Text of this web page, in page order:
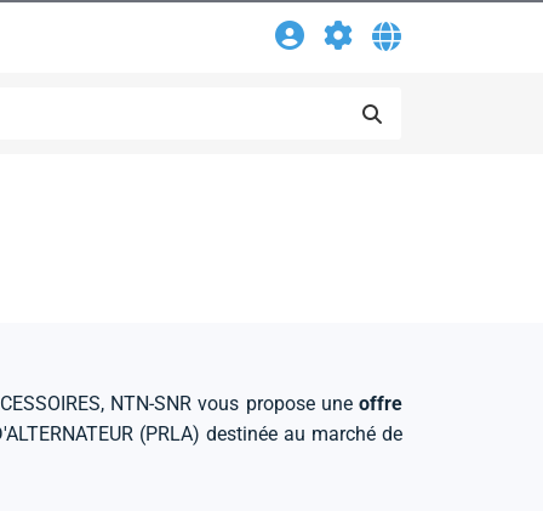
NTN-SNR vous propose une offre
(PRLA) destinée au marché de